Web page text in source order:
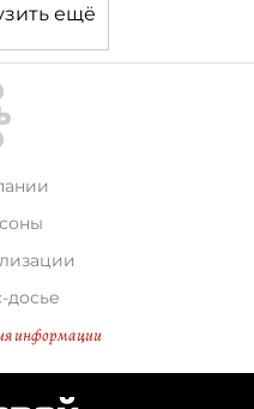
ещё
досье
информации